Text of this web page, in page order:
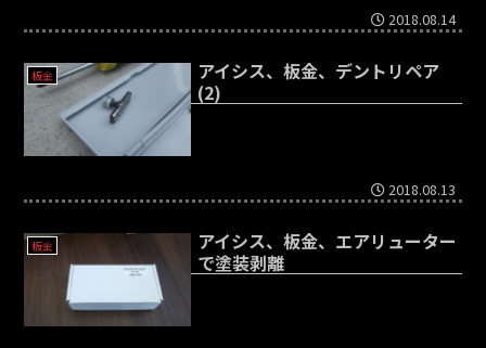
2018.08.14
板金
アイシス、板金、デントリペア
(2)
2018.08.13
板金
アイシス、板金、エアリューター
で塗装剥離